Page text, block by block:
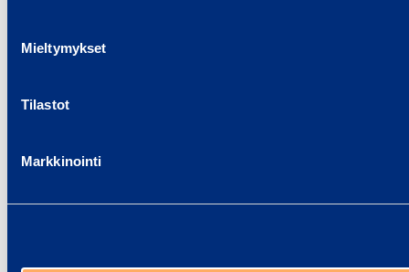
Mieltymykset
Tilastot
Markkinointi